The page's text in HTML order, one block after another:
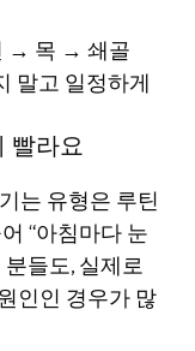
→ 목 → 쇄골
말고 일정하게
빨라요
는 유형은 루틴
“아침마다 눈
들도, 실제로
인인 경우가 많